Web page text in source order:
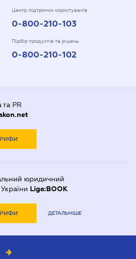
Центр підтримки користувачів
0-800-210-103
Підбір продуктів та рішень
0-800-210-102
та PR
юридичний
Liga:BOOK
ДЕТАЛЬНІШЕ